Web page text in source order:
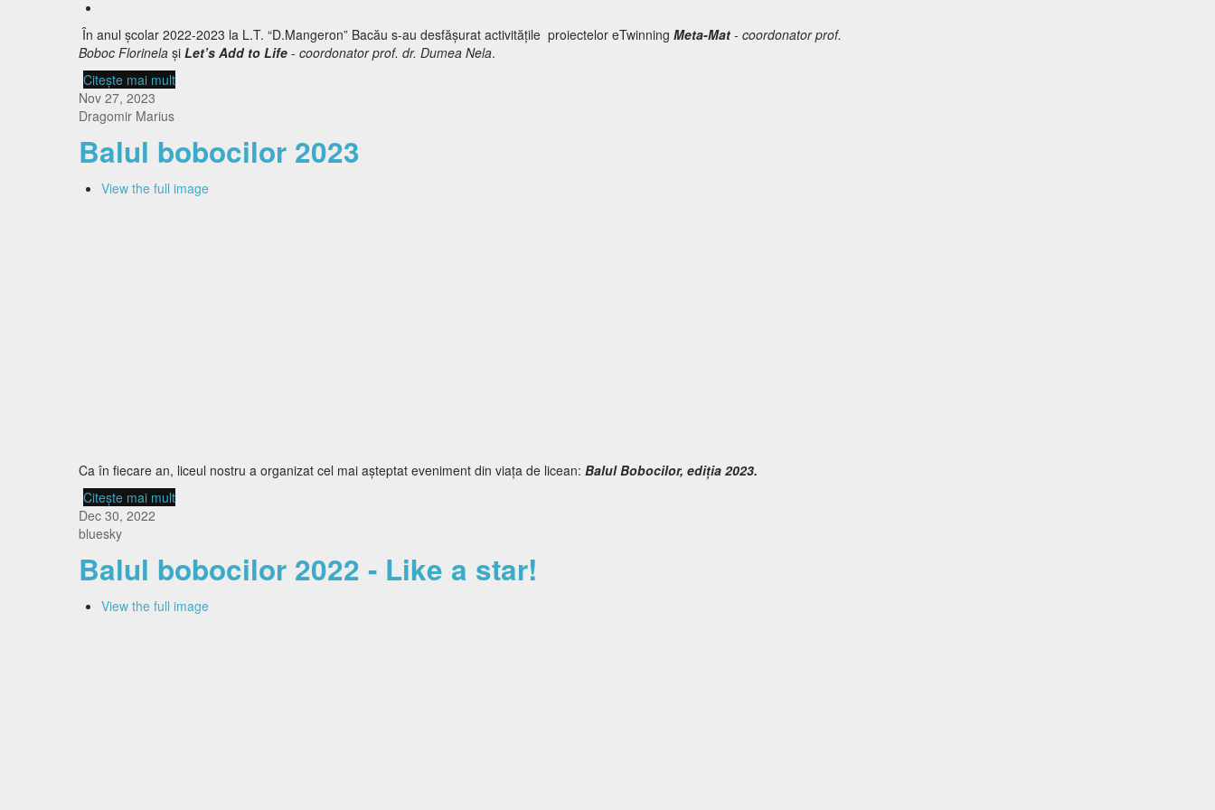
În anul școlar 2022-2023 la L.T. “D.Mangeron” Bacău s-au desfășurat activitățile proiectelor eTwinning Meta-Mat - coordonator prof.
Boboc Florinela și Let’s Add to Life - coordonator prof. dr. Dumea Nela.
Citește mai mult
Nov 27, 2023
Dragomir Marius
Balul bobocilor 2023
View the full image
Ca în fiecare an, liceul nostru a organizat cel mai așteptat eveniment din viața de licean: Balul Bobocilor, ediția 2023.
Citește mai mult
Dec 30, 2022
bluesky
Balul bobocilor 2022 - Like a star!
View the full image